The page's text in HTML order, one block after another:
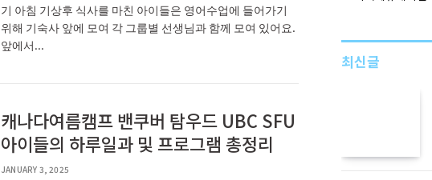
기 아침 기상후 식사를 마친 아이들은 영어수업에 들어가기
위해 기숙사 앞에 모여 각 그룹별 선생님과 함께 모여 있어요.
앞에서…
캐나다여름캠프 밴쿠버 탐우드 UBC SFU
아이들의 하루일과 및 프로그램 총정리
JANUARY 3, 2025
최신글